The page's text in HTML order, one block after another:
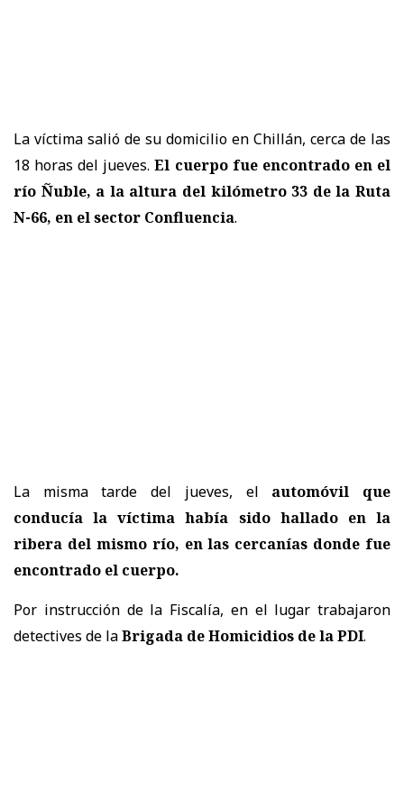
La víctima salió de su domicilio en Chillán, cerca de las
18 horas del jueves.El cuerpo fue encontrado en el
río Ñuble, a la altura del kilómetro 33 de la Ruta
N-66, en elsector Confluencia.
La misma tarde del jueves, el automóvil que
conducía la víctima había sido hallado en la
ribera del mismo río, en las cercanías donde fue
encontrado el cuerpo.
Por instrucción de la Fiscalía, en el lugar trabajaron
detectives de laBrigada de Homicidios de la PDI.